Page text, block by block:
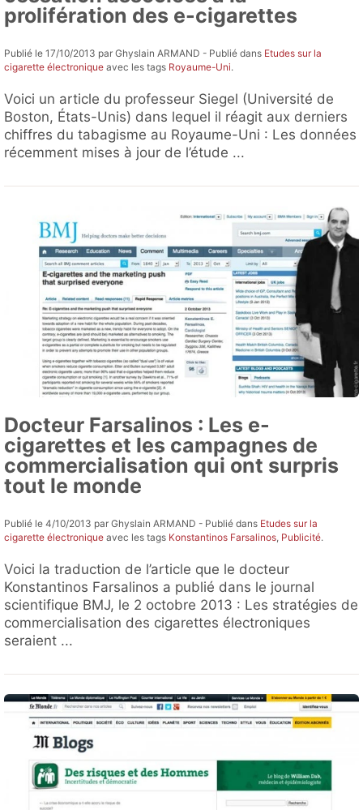
prolifération des e-cigarettes
Publié le 17/10/2013 par Ghyslain ARMAND - Publié dans Etudes sur la
cigarette électronique avec les tags Royaume-Uni.
Voici un article du professeur Siegel (Université de
Boston, États-Unis) dans lequel il réagit aux derniers
chiffres du tabagisme au Royaume-Uni : Les données
récemment mises à jour de l’étude ...
Docteur Farsalinos : Les e-
cigarettes et les campagnes de
commercialisation qui ont surpris
tout le monde
Publié le 4/10/2013 par Ghyslain ARMAND - Publié dans Etudes sur la
cigarette électronique avec les tags Konstantinos Farsalinos Publicité.
Voici la traduction de l’article que le docteur
Konstantinos Farsalinos a publié dans le journal
scientifique BMJ, le 2 octobre 2013 : Les stratégies de
commercialisation des cigarettes électroniques
seraient ...